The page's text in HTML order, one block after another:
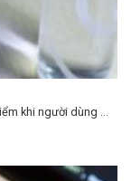
khi người dùng ...